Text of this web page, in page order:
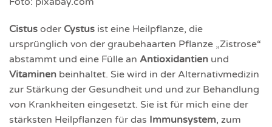
Cistus oder Cystus ist eine Heilpflanze, die
ursprünglich von der graubehaarten Pflanze „Zistrose“
abstammt und eine Fülle an Antioxidantien und
Vitaminen beinhaltet. Sie wird in der Alternativmedizin
zur Stärkung der Gesundheit und und zur Behandlung
von Krankheiten eingesetzt. Sie ist für mich eine der
stärksten Heilpflanzen für das Immunsystem, zum